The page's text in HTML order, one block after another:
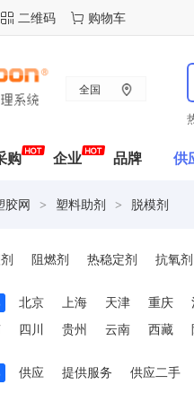
二维码 购物车
全国
购 企业 品牌 供
胶网 > 塑料助剂 > 脱模剂
阻燃剂 热稳定剂 抗氧剂
剂
北京 上海 天津 重庆
四川 贵州 云南 西藏
供应 提供服务 供应二手